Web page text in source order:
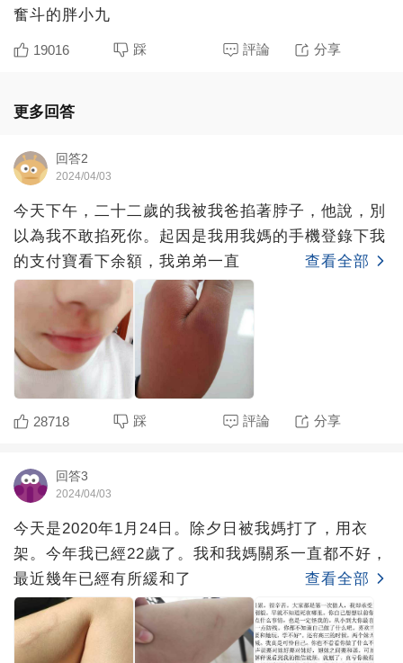
奮斗的胖小九
19016 踩 評論 分享
更多回答
回答2
2024/04/03
今天下午，二十二歲的我被我爸掐著脖子，他說，別
以為我不敢掐死你。起因是我用我媽的手機登錄下我
的支付寶看下余額，我弟弟一直
查看全部
28718 踩 評論 分享
回答3
2024/04/03
今天是2020年1月24日。除夕日被我媽打了，用衣
架。今年我已經22歲了。我和我媽關系一直都不好，
最近幾年已經有所緩和了
查看全部